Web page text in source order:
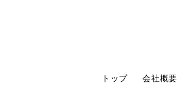
トップ 会社概要